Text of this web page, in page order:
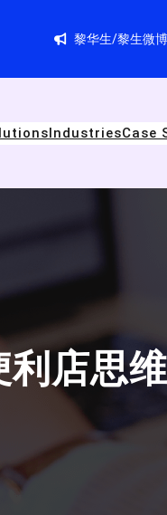
黎华生/黎生微博
IndustriesCase
利店思